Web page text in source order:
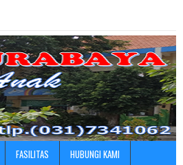
FASILITAS HUBUNGI KAMI